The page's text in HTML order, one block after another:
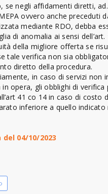
se negli affidamenti diretti,
ovvero anche preceduti
mediante RDO, debba
di anomalia ai sensi dell’art.
della migliore offerta se
tale verifica non sia
diretto della procedura.
in caso di servizi non
opera, gli obblighi di verifica
41 co 14 in caso di costo
inferiore a quello indicato
04/10/2023